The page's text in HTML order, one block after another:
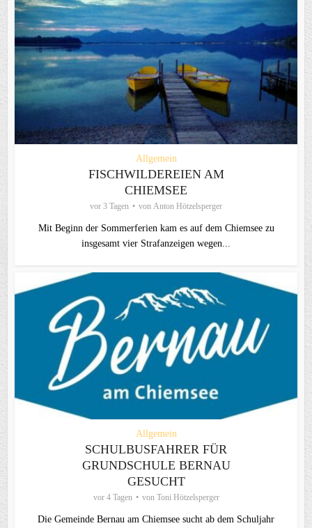
Allgemein
FISCHWILDEREIEN AM
CHIEMSEE
vor 3 Tagen von Anton Hötzelsperger
Mit Beginn der Sommerferien kam es auf dem Chiemsee zu
insgesamt vier Strafanzeigen wegen...
Allgemein
SCHULBUSFAHRER FÜR
GRUNDSCHULE BERNAU
GESUCHT
vor 4 Tagen von Toni Hötzelsperger
Die Gemeinde Bernau am Chiemsee sucht ab dem Schuljahr